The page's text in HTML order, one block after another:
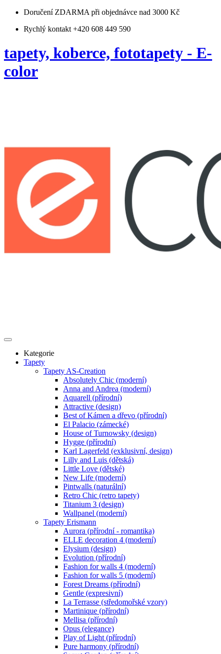
Doručení ZDARMA při objednávce nad 3000 Kč
Rychlý kontakt +420 608 449 590
tapety, koberce, fototapety - E-
color
Kategorie
Tapety
Tapety AS-Creation
Absolutely Chic (moderní)
Anna and Andrea (moderní)
Aquarell (přírodní)
Attractive (design)
Best of Kámen a dřevo (přírodní)
El Palacio (zámecké)
House of Turnowsky (design)
Hygge (přírodní)
Karl Lagerfeld (exklusivní, design)
Lilly and Luis (dětská)
Little Love (dětské)
New Life (moderní)
Pintwalls (naturální)
Retro Chic (retro tapety)
Titanium 3 (design)
Wallpanel (moderní)
Tapety Erismann
Aurora (přírodní - romantika)
ELLE decoration 4 (moderní)
Elysium (design)
Evolution (přírodní)
Fashion for walls 4 (moderní)
Fashion for walls 5 (moderní)
Forest Dreams (přírodní)
Gentle (expresivní)
La Terrasse (středomořské vzory)
Martinique (přírodní)
Mellisa (přírodní)
Opus (elegance)
Play of Light (přírodní)
Pure harmony (přírodní)